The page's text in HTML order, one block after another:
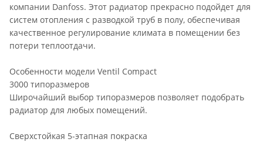
компании Danfoss. Этот радиатор прекрасно подойдет для
систем отопления с разводкой труб в полу, обеспечивая
качественное регулирование климата в помещении без
потери теплоотдачи.
Особенности модели Ventil Compact
3000 типоразмеров
Широчайший выбор типоразмеров позволяет подобрать
радиатор для любых помещений.
Сверхстойкая 5-этапная покраска